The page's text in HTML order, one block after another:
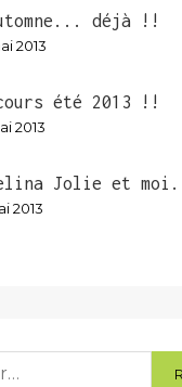
déjà !!
2013
été 2013 !!
2013
Jolie et
2013